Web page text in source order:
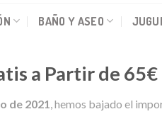
BAÑO Y ASEO
a Partir de 65€
de 2021, hemos bajado el